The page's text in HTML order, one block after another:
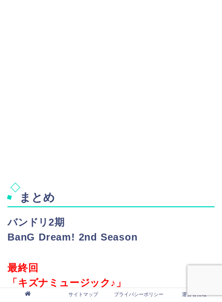
まとめ
バンドリ2期
BanG Dream! 2nd Season
最終回
「キズナミュージック♪」
サイトマップ プライバシーポリシー 運営者情報